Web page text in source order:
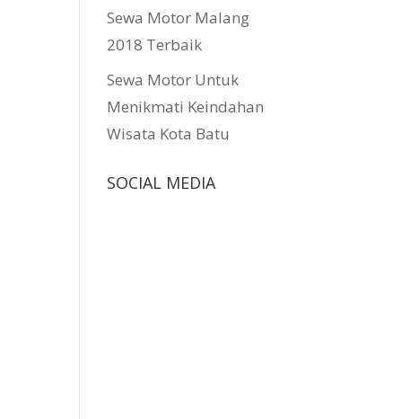
Sewa Motor Malang
2018 Terbaik
Sewa Motor Untuk
Menikmati Keindahan
Wisata Kota Batu
SOCIAL MEDIA